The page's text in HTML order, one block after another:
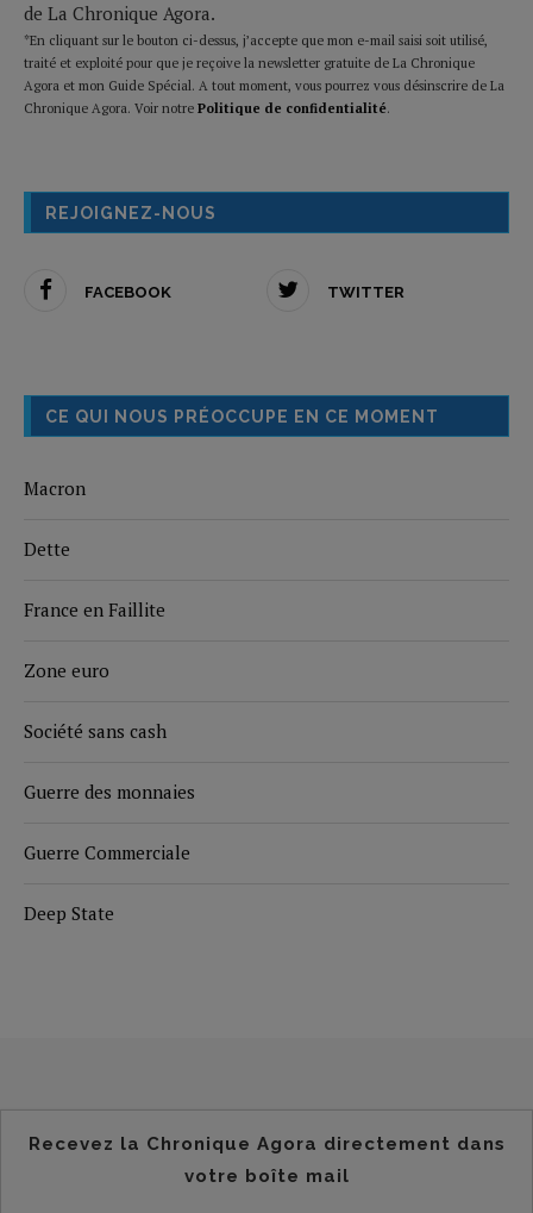
de La Chronique Agora.
*En cliquant sur le bouton ci-dessus, j’accepte que mon e-mail saisi soit utilisé,
traité et exploité pour que je reçoive la newsletter gratuite de La Chronique
Agora et mon Guide Spécial. A tout moment, vous pourrez vous désinscrire de La
Chronique Agora. Voir notre Politique de confidentialité.
REJOIGNEZ-NOUS
FACEBOOK TWITTER
CE QUI NOUS PRÉOCCUPE EN CE MOMENT
Macron
Dette
France en Faillite
Zone euro
Société sans cash
Guerre des monnaies
Guerre Commerciale
Deep State
Recevez la Chronique Agora directement dans
votre boîte mail